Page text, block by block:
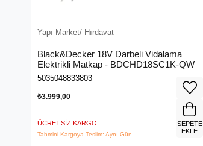
Yapı Market/ Hırdavat
Black&Decker 18V Darbeli Vidalama
Elektrikli Matkap - BDCHD18SC1K-QW
5035048833803
₺3.999,00
ÜCRETSIZ KARGO
Tahmini Kargoya Teslim: Aynı Gün
SEPETE
EKLE